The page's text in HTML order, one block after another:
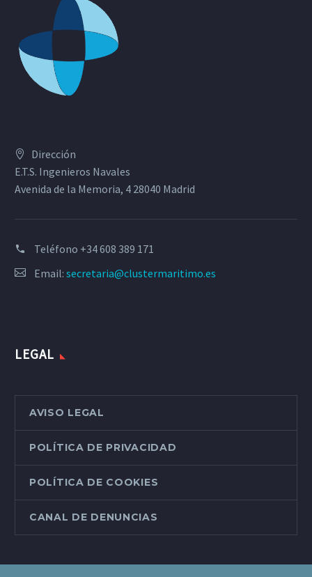
Dirección
E.T.S. Ingenieros Navales
Avenida de la Memoria, 4 28040 Madrid
Teléfono +34 608 389 171
Email: secretaria@clustermaritimo.es
LEGAL
AVISO LEGAL
POLÍTICA DE PRIVACIDAD
POLÍTICA DE COOKIES
CANAL DE DENUNCIAS